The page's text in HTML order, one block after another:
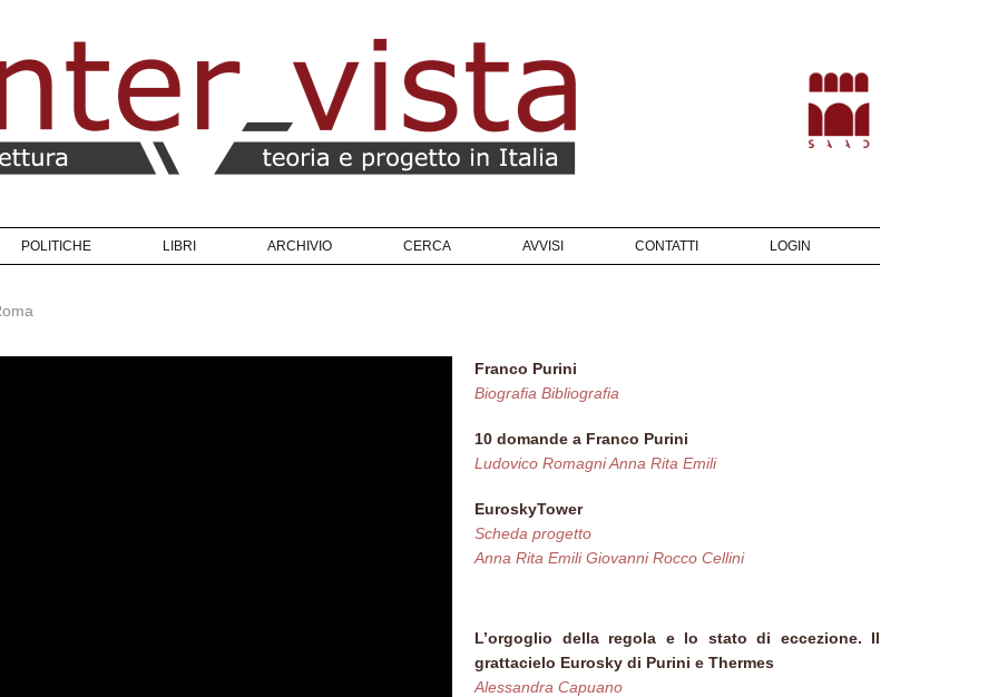
POLITICHE LIBRI ARCHIVIO CERCA AVVISI CONTATTI LOGIN
Franco Purini
Biografia Bibliografia
10 domande a Franco Purini
Ludovico RomagniAnna Rita Emili
EuroskyTower
Scheda progetto
Anna Rita Emili Giovanni Rocco Cellini
L’orgoglio della regola e lo stato di eccezione. Il
grattacielo Eurosky di Purini e Thermes
Alessandra Capuano